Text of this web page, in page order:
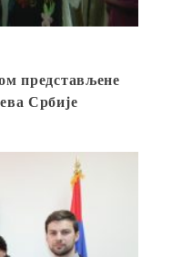
представљене
Србије